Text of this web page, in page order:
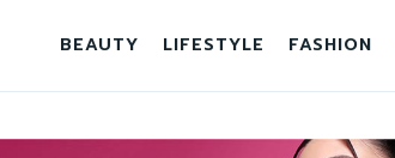
BEAUTY LIFESTYLE FASHION